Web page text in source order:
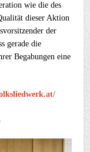
wie die des
dieser Aktion
der
gerade die
Begabungen eine